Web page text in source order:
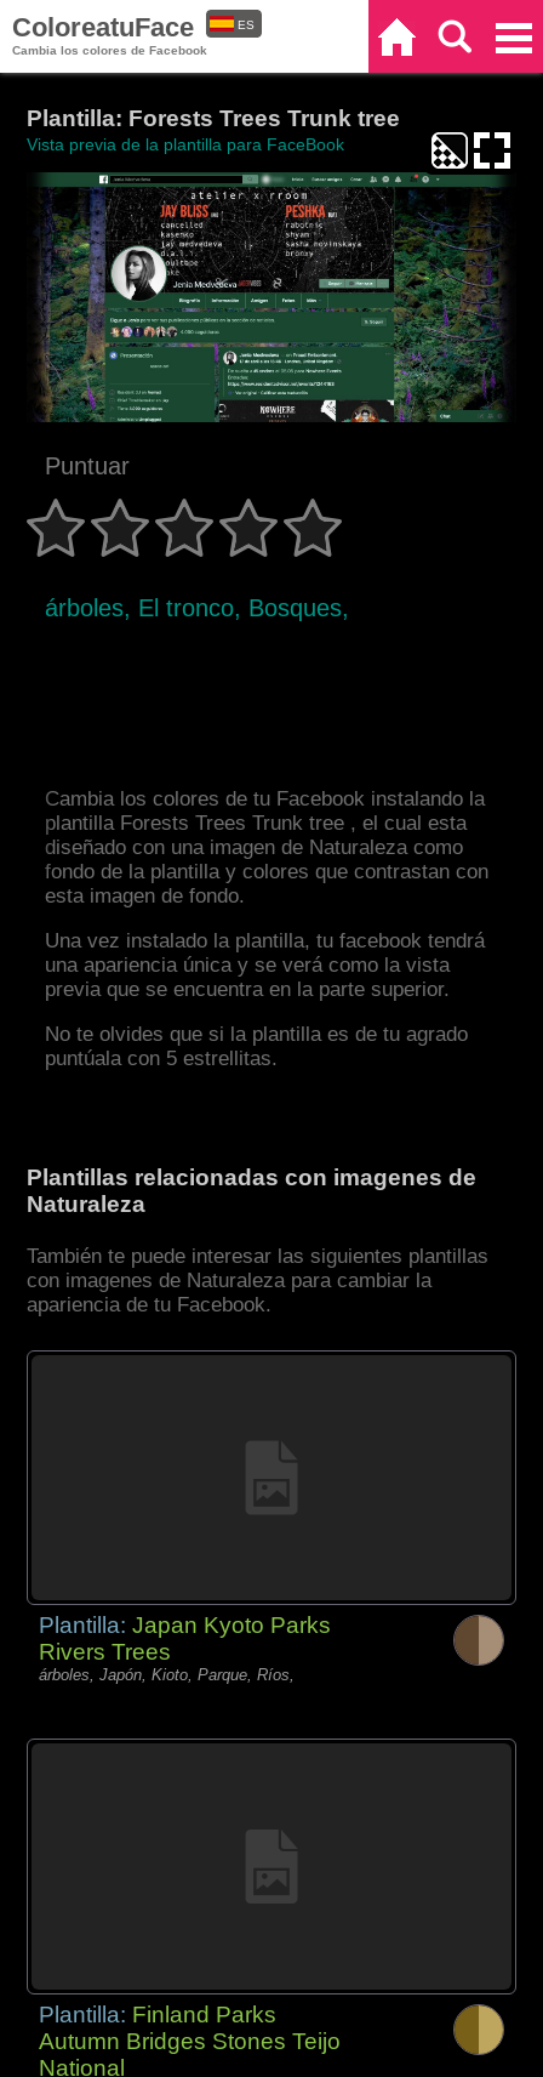
ColoreatuFace
Cambia los colores de Facebook
ES
Plantilla: Forests Trees Trunk tree
Vista previa de la plantilla para FaceBook
Puntuar
árboles, El tronco, Bosques,
Cambia los colores de tu Facebook instalando la
plantilla Forests Trees Trunk tree , el cual esta
diseñado con una imagen de Naturaleza como
fondo de la plantilla y colores que contrastan con
esta imagen de fondo.
Una vez instalado la plantilla, tu facebook tendrá
una apariencia única y se verá como la vista
previa que se encuentra en la parte superior.
No te olvides que si la plantilla es de tu agrado
puntúala con 5 estrellitas.
Plantillas relacionadas con imagenes de
Naturaleza
También te puede interesar las siguientes plantillas
con imagenes de Naturaleza para cambiar la
apariencia de tu Facebook.
Plantilla:Japan Kyoto Parks
Rivers Trees
árboles, Japón, Kioto, Parque, Ríos,
Plantilla: Finland Parks
Autumn Bridges Stones Teijo
National